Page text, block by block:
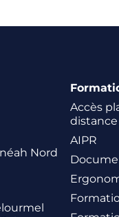
Nord
Accès
distance
AIPR